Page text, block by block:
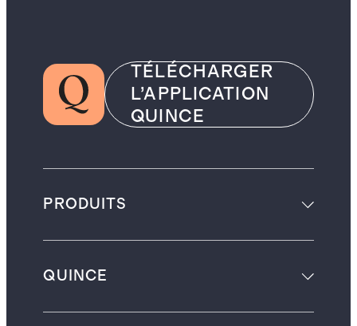
TÉLÉCHARGER
L’APPLICATION
QUINCE
PRODUITS
QUINCE